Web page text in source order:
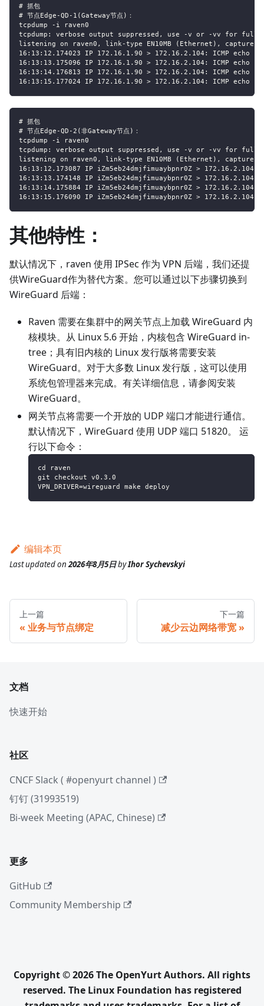
# 抓包
# 节点Edge-QD-1(Gateway节点)：
tcpdump -i raven0
tcpdump: verbose output suppressed, use -v or -vv for full
listening on raven0, link-type EN10MB (Ethernet), capture
16:13:12.174023 IP 172.16.1.90 > 172.16.2.104: ICMP
16:13:13.175096 IP 172.16.1.90 > 172.16.2.104: ICMP
16:13:14.176813 IP 172.16.1.90 > 172.16.2.104: ICMP
16:13:15.177024 IP 172.16.1.90 > 172.16.2.104: ICMP
# 抓包
# 节点Edge-QD-2(非Gateway节点)：
tcpdump -i raven0
tcpdump: verbose output suppressed, use -v or -vv for full
listening on raven0, link-type EN10MB (Ethernet), capture
16:13:12.173087 IP iZm5eb24dmjfimuaybpnr0Z >
16:13:13.174148 IP iZm5eb24dmjfimuaybpnr0Z >
16:13:14.175884 IP iZm5eb24dmjfimuaybpnr0Z >
16:13:15.176090 IP iZm5eb24dmjfimuaybpnr0Z >
其他特性：
默认情况下，raven 使用 IPSec 作为 VPN 后端，我们还提
供WireGuard作为替代方案。您可以通过以下步骤切换到
WireGuard 后端：
Raven 需要在集群中的网关节点上加载 WireGuard 内
核模块。从 Linux 5.6 开始，内核包含 WireGuard in-
tree；具有旧内核的 Linux 发行版将需要安装
WireGuard。对于大多数 Linux 发行版，这可以使用
系统包管理器来完成。有关详细信息，请参阅安装
WireGuard。
网关节点将需要一个开放的 UDP 端口才能进行通信。
默认情况下，WireGuard 使用 UDP 端口 51820。 运
行以下命令：
cd raven
git checkout v0.3.0
VPN_DRIVER=wireguard make deploy
编辑本页
Last updatedon2026年8月5日byIhor Sychevskyi
上一篇
业务与节点绑定
下一篇
减少云边网络带宽
文档
快速开始
社区
CNCF Slack ( #openyurt channel )
钉钉 (31993519)
Bi-week Meeting (APAC, Chinese)
更多
GitHub
Community Membership
Copyright © 2026 The OpenYurt Authors. All rights
reserved. The Linux Foundation has registered